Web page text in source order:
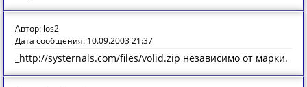
Автор: los2
Дата сообщения: 10.09.2003 21:37
_http://systernals.com/files/volid.zip независимо от марки.